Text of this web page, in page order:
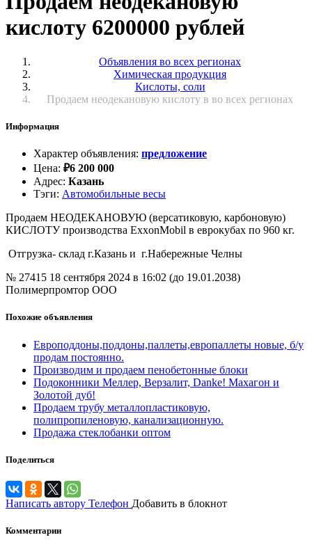
кислоту 6200000 рублей
Объявления во всех регионах
Химическая продукция
Кислоты, соли
Продаем неодекановую кислоту в во всех регионах
Информация
Характер объявления: предложение
Цена: ₽6 200 000
Адрес: Казань
Тэги: Автомобильные весы
Продаем НЕОДЕКАНОВУЮ (версатиковую, карбоновую)
КИСЛОТУ производства ExxonMobil в еврокубах по 960 кг.
Отгрузка- склад г.Казань и г.Набережные Челны
№ 27415 18 сентября 2024 в 16:02 (до 19.01.2038)
Полимерпромтор ООО
Похожие объявления
Европоддоны,поддоны,паллеты,европаллеты новые, б/у
продам постоянно.
Производим и продаем пенобетонные блоки
Подоконники Меллер, Верзалит, Danke! Махагон и
Золотой дуб!
Продаем трубу металлопластиковую,
полипропиленовую, канализационную.
Продажа стеклобанки оптом
Поделиться
Написать автору Телефон Добавить в блокнот
Комментарии